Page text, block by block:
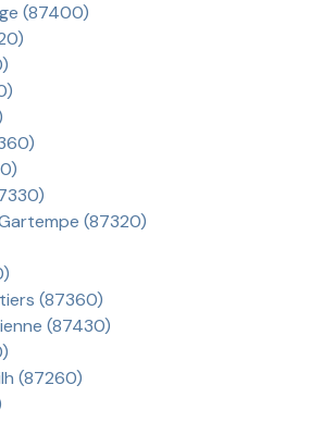
(87400)
(87320)
(87360)
(87430)
(87260)